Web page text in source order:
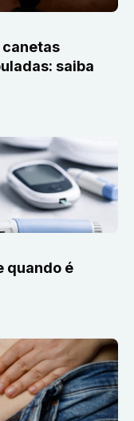
saiba
quando é